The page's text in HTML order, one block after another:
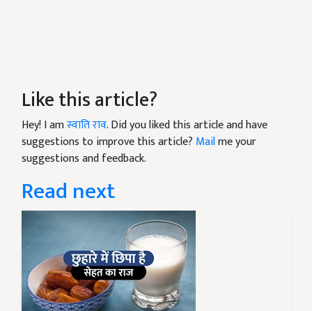
Like this article?
Hey! I amस्वाति राव. Did you liked this article and have
suggestions to improve this article? Mailme your
suggestions and feedback.
Read next